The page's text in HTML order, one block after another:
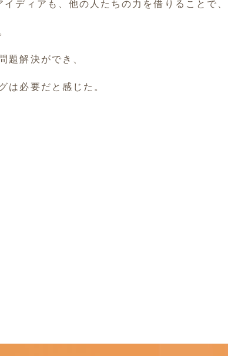
ディアも、他の人たちの力を借りることで、
題解決ができ、
は必要だと感じた。